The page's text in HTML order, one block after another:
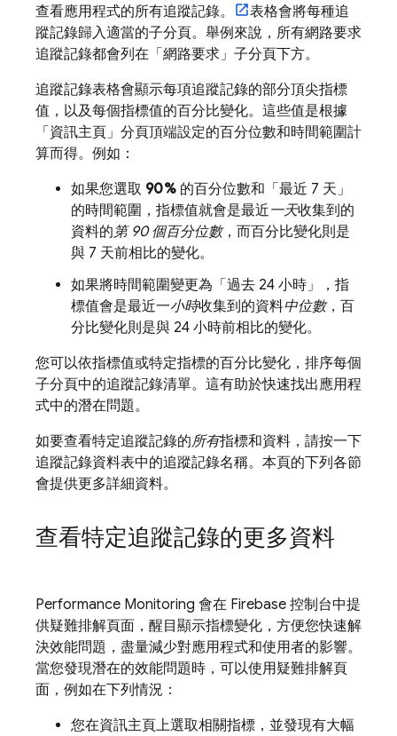
查看應用程式的所有追蹤記錄。
表格會將每種追
蹤記錄歸入適當的子分頁。舉例來說，所有網路要求
追蹤記錄都會列在「網路要求」 子分頁下方。
追蹤記錄表格會顯示每項追蹤記錄的部分頂尖指標
值，以及每個指標值的百分比變化。這些值是根據
「資訊主頁」 分頁頂端設定的百分位數和時間範圍計
算而得。例如：
如果您選取 90%的百分位數和「最近 7 天」
的時間範圍，指標值就會是最近一天收集到的
資料的第 90 個百分位數，而百分比變化則是
與 7 天前相比的變化。
如果將時間範圍變更為「過去 24 小時」
，指
標值會是最近一小時收集到的資料中位數，百
分比變化則是與 24 小時前相比的變化。
您可以依指標值或特定指標的百分比變化，排序每個
子分頁中的追蹤記錄清單。這有助於快速找出應用程
式中的潛在問題。
如要查看特定追蹤記錄的所有指標和資料，請按一下
追蹤記錄資料表中的追蹤記錄名稱。本頁的下列各節
會提供更多詳細資料。
查看特定追蹤記錄的更多資料
Performance Monitoring 會在 Firebase 控制台中提
供疑難排解頁面，醒目顯示指標變化，方便您快速解
決效能問題，盡量減少對應用程式和使用者的影響。
當您發現潛在的效能問題時，可以使用疑難排解頁
面，例如在下列情況：
您在資訊主頁上選取相關指標，並發現有大幅